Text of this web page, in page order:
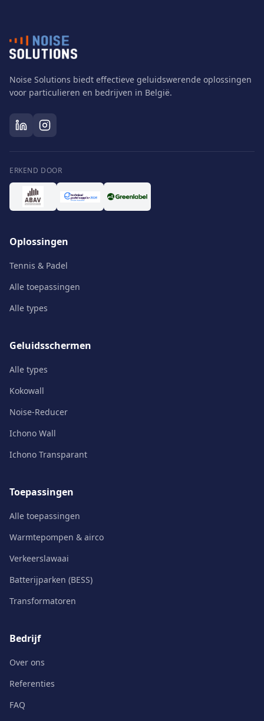
Noise Solutions biedt effectieve geluidswerende oplossingen
voor particulieren en bedrijven in België.
ERKEND DOOR
Oplossingen
Tennis & Padel
Alle toepassingen
Alle types
Geluidsschermen
Alle types
Kokowall
Noise-Reducer
Ichono Wall
Ichono Transparant
Toepassingen
Alle toepassingen
Warmtepompen & airco
Verkeerslawaai
Batterijparken (BESS)
Transformatoren
Bedrijf
Over ons
Referenties
FAQ